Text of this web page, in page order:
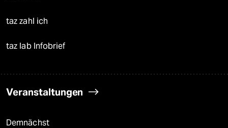
taz zahl ich
taz lab Infobrief
Veranstaltungen
Demnächst